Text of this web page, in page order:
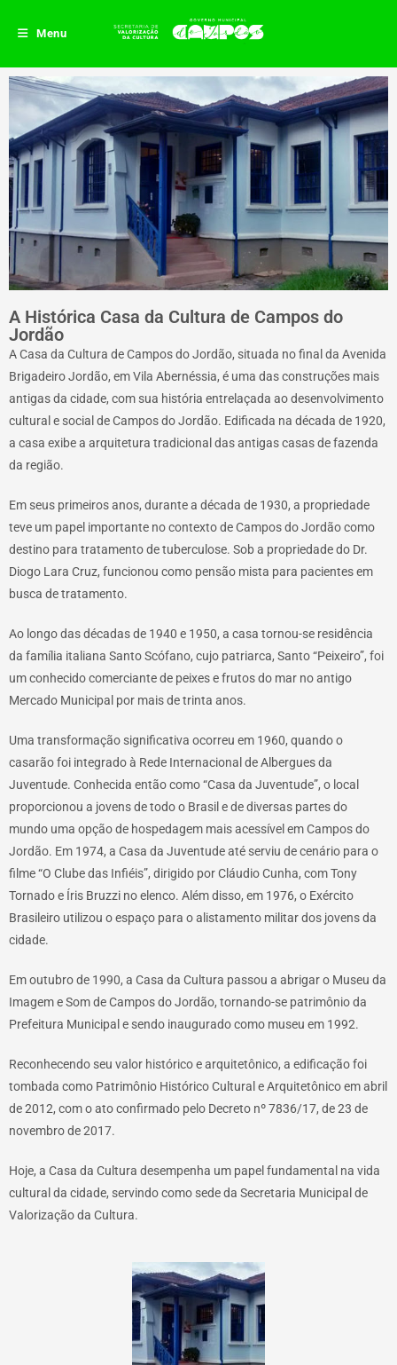
Menu
A Histórica Casa da Cultura de Campos do
Jordão
A Casa da Cultura de Campos do Jordão, situada no final da Avenida
Brigadeiro Jordão, em Vila Abernéssia, é uma das construções mais
antigas da cidade, com sua história entrelaçada ao desenvolvimento
cultural e social de Campos do Jordão. Edificada na década de 1920,
a casa exibe a arquitetura tradicional das antigas casas de fazenda
da região.
Em seus primeiros anos, durante a década de 1930, a propriedade
teve um papel importante no contexto de Campos do Jordão como
destino para tratamento de tuberculose. Sob a propriedade do Dr.
Diogo Lara Cruz, funcionou como pensão mista para pacientes em
busca de tratamento.
Ao longo das décadas de 1940 e 1950, a casa tornou-se residência
da família italiana Santo Scófano, cujo patriarca, Santo “Peixeiro”, foi
um conhecido comerciante de peixes e frutos do mar no antigo
Mercado Municipal por mais de trinta anos.
Uma transformação significativa ocorreu em 1960, quando o
casarão foi integrado à Rede Internacional de Albergues da
Juventude. Conhecida então como “Casa da Juventude”, o local
proporcionou a jovens de todo o Brasil e de diversas partes do
mundo uma opção de hospedagem mais acessível em Campos do
Jordão. Em 1974, a Casa da Juventude até serviu de cenário para o
filme “O Clube das Infiéis”, dirigido por Cláudio Cunha, com Tony
Tornado e Íris Bruzzi no elenco. Além disso, em 1976, o Exército
Brasileiro utilizou o espaço para o alistamento militar dos jovens da
cidade.
Em outubro de 1990, a Casa da Cultura passou a abrigar o Museu da
Imagem e Som de Campos do Jordão, tornando-se patrimônio da
Prefeitura Municipal e sendo inaugurado como museu em 1992.
Reconhecendo seu valor histórico e arquitetônico, a edificação foi
tombada como Patrimônio Histórico Cultural e Arquitetônico em abril
de 2012, com o ato confirmado pelo Decreto nº 7836/17, de 23 de
novembro de 2017.
Hoje, a Casa da Cultura desempenha um papel fundamental na vida
cultural da cidade, servindo como sede da Secretaria Municipal de
Valorização da Cultura.